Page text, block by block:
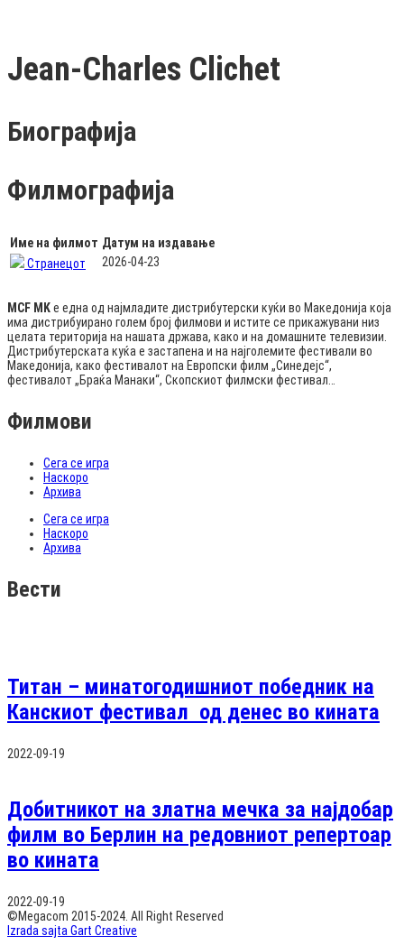
Jean-Charles Clichet
Биографија
Филмографија
Име на филмот Датум на издавање
Странецот
2026-04-23
MCF MKе една од најмладите дистрибутерски куќи во Македонија која
има дистрибуирано голем број филмови и истите се прикажувани низ
целата територија на нашата држава, како и на домашните телевизии.
Дистрибутерската куќа е застапена и на најголемите фестивали во
Македонија, како фестивалот на Европски филм „Синедејс“,
фестивалот „Браќа Манаки“, Скопскиот филмски фестивал…
Филмови
Сега се игра
Наскоро
Архива
Сега се игра
Наскоро
Архива
Вести
Титан – минатогодишниот победник на
Канскиот фестивал од денес во кината
2022-09-19
Добитникот на златна мечка за најдобар
филм во Берлин на редовниот репертоар
во кината
2022-09-19
©Megacom 2015-2024. All Right Reserved
Izrada sajta Gart Creative